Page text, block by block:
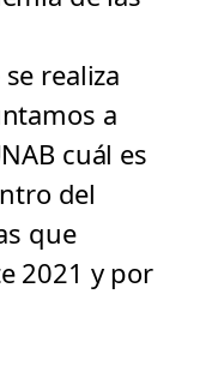
realiza
a
cuál es
del
que
2021 y por